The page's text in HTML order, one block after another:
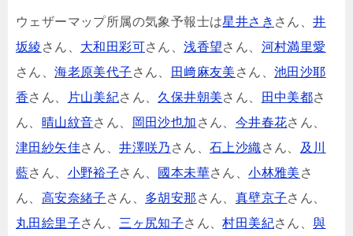
ウェザーマップ所属の気象予報士は星井さき さん、井
坂綾 さん、 大和田彩可さん、浅香望さん、 河村満里愛
さん、海老原美代子 さん、 田﨑麻友美 さん、池田沙耶
香さん、 片山美紀さん、 久保井朝美さん、 田中美都さ
ん、 晴山紋音さん、 岡田沙也加 さん、 今井春花さん、
津田紗矢佳さん、井澤咲乃 さん、石上沙織さん、
及川
藍さん、 小野裕子さん、 國本未華さん、小林雅美 さ
ん、 高安奈緒子 さん、 多胡安那 さん、 真壁京子さん、
丸田絵里子さん、 三ヶ尻知子さん、村田美紀さん、與